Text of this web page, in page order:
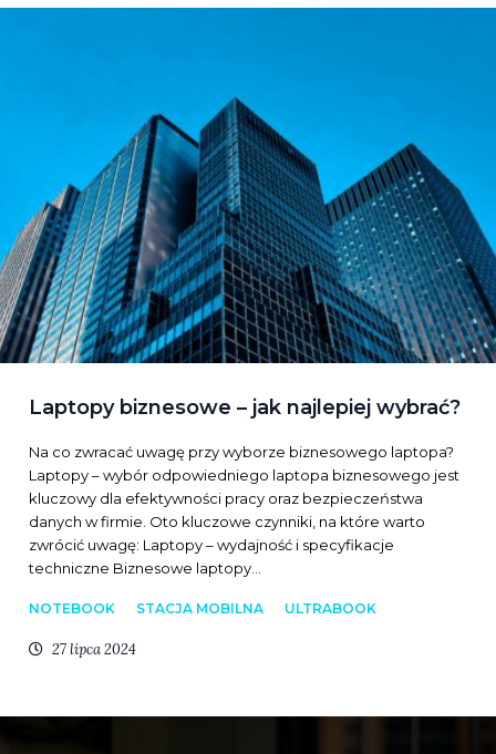
Laptopy biznesowe – jak najlepiej wybrać?
Na co zwracać uwagę przy wyborze biznesowego laptopa?
Laptopy – wybór odpowiedniego laptopa biznesowego jest
kluczowy dla efektywności pracy oraz bezpieczeństwa
danych w firmie. Oto kluczowe czynniki, na które warto
zwrócić uwagę: Laptopy – wydajność i specyfikacje
techniczne Biznesowe laptopy…
NOTEBOOK STACJA MOBILNA ULTRABOOK
27 lipca 2024